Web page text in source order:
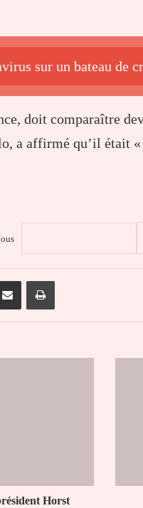
sur un bateau de
doit comparaître
a affirmé qu’il était «
Partager par email Imprimer
Horst
à